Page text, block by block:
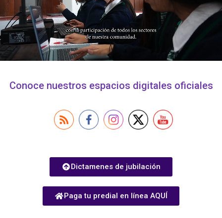
Conoce nuestros espacios digitales oficiales
Dictamenes de jubilación
Paga tu predial en línea AQUÍ